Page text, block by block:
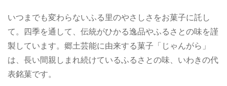
いつまでも変わらないふる里のやさしさをお菓子に託し
て。四季を通して、伝統がひかる逸品やふるさとの味を謹
製しています。郷土芸能に由来する菓子「じゃんがら」
は、長い間親しまれ続けているふるさとの味、いわきの代
表銘菓です。